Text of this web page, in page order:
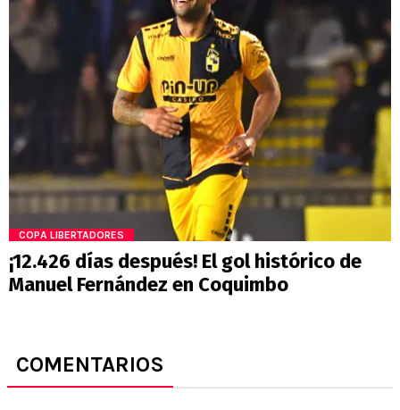
COPA LIBERTADORES
¡12.426 días después! El gol histórico de
Manuel Fernández en Coquimbo
COMENTARIOS